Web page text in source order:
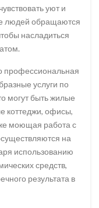
уют и
людей обращаются
насладиться
профессиональная
услуги по
могут быть жилые
коттеджи, офисы,
моющая работа с
на
использованию
средств,
результата в